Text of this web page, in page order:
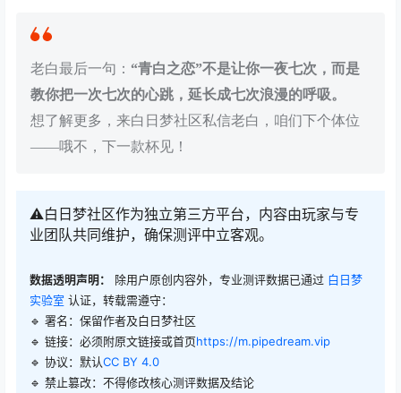
老白最后一句： “青白之恋”不是让你一夜七次，而是
教你把一次七次的心跳，延长成七次浪漫的呼吸。
想了解更多，来白日梦社区私信老白，咱们下个体位
——哦不，下一款杯见！
⚠️白日梦社区作为独立第三方平台，内容由玩家与专
业团队共同维护，确保测评中立客观。
数据透明声明： 除用户原创内容外，专业测评数据已通过 白日梦
实验室 认证，转载需遵守：
🔹 署名：保留作者及白日梦社区
🔹 链接：必须附原文链接或首页https://m.pipedream.vip
🔹 协议：默认CC BY 4.0
🔹 禁止篡改：不得修改核心测评数据及结论